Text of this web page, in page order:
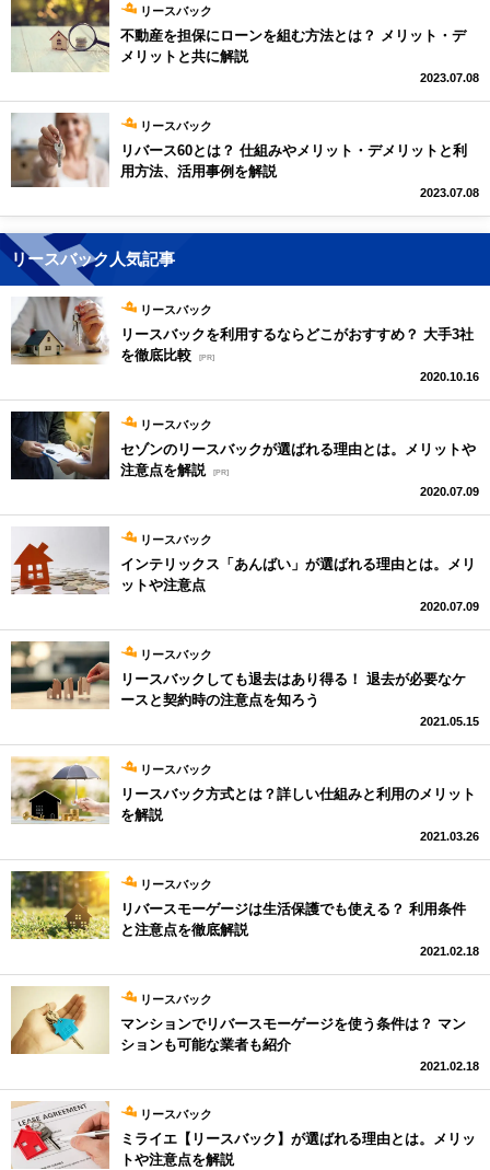
リースバック
不動産を担保にローンを組む方法とは？ メリット・デ
メリットと共に解説
2023.07.08
リースバック
リバース60とは？ 仕組みやメリット・デメリットと利
用方法、活用事例を解説
2023.07.08
リースバック人気記事
リースバック
リースバックを利用するならどこがおすすめ？ 大手3社
を徹底比較 [PR]
2020.10.16
リースバック
セゾンのリースバックが選ばれる理由とは。メリットや
注意点を解説
[PR]
2020.07.09
リースバック
インテリックス「あんばい」が選ばれる理由とは。メリ
ットや注意点
2020.07.09
リースバック
リースバックしても退去はあり得る！ 退去が必要なケ
ースと契約時の注意点を知ろう
2021.05.15
リースバック
リースバック方式とは？詳しい仕組みと利用のメリット
を解説
2021.03.26
リースバック
リバースモーゲージは生活保護でも使える？ 利用条件
と注意点を徹底解説
2021.02.18
リースバック
マンションでリバースモーゲージを使う条件は？ マン
ションも可能な業者も紹介
2021.02.18
リースバック
ミライエ【リースバック】が選ばれる理由とは。メリッ
トや注意点を解説